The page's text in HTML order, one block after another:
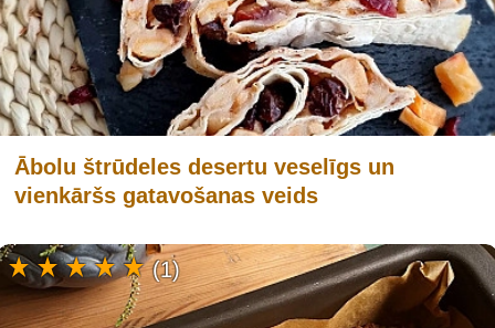
Ābolu štrūdeles desertu veselīgs un
vienkāršs gatavošanas veids
(1)